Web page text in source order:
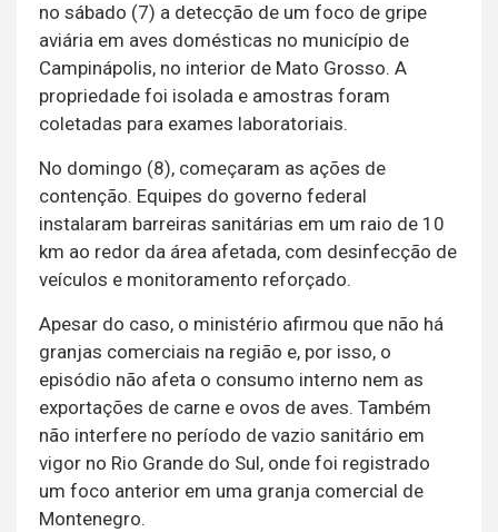
no sábado (7) a detecção de um foco de gripe
aviária em aves domésticas no município de
Campinápolis, no interior de Mato Grosso. A
propriedade foi isolada e amostras foram
coletadas para exames laboratoriais.
No domingo (8), começaram as ações de
contenção. Equipes do governo federal
instalaram barreiras sanitárias em um raio de 10
km ao redor da área afetada, com desinfecção de
veículos e monitoramento reforçado.
Apesar do caso, o ministério afirmou que não há
granjas comerciais na região e, por isso, o
episódio não afeta o consumo interno nem as
exportações de carne e ovos de aves. Também
não interfere no período de vazio sanitário em
vigor no Rio Grande do Sul, onde foi registrado
um foco anterior em uma granja comercial de
Montenegro.